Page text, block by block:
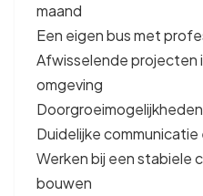
maand
Een eigen bus met
Afwisselende projecten
omgeving
Duidelijke
Werken bij een stabiele
bouwen